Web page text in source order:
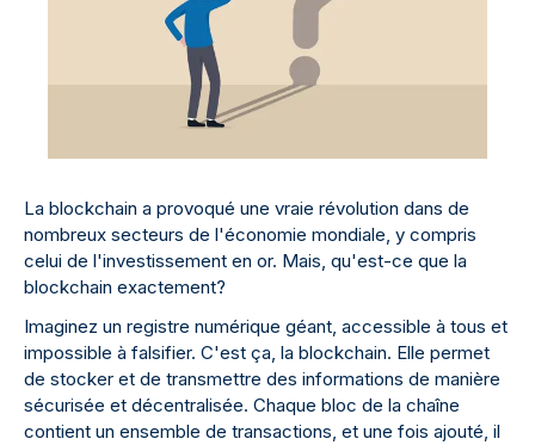
La blockchain a provoqué une vraie révolution dans de
nombreux secteurs de l'économie mondiale, y compris
celui de l'investissement en or. Mais, qu'est-ce que la
blockchain exactement?
Imaginez un registre numérique géant, accessible à tous et
impossible à falsifier. C'est ça, la blockchain. Elle permet
de stocker et de transmettre des informations de manière
sécurisée et décentralisée. Chaque bloc de la chaîne
contient un ensemble de transactions, et une fois ajouté, il